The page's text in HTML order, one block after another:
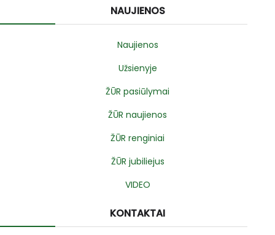
NAUJIENOS
Naujienos
Užsienyje
ŽŪR pasiūlymai
ŽŪR naujienos
ŽŪR renginiai
ŽŪR jubiliejus
VIDEO
KONTAKTAI